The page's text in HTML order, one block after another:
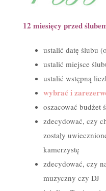
12 miesięcy przed
ustalić datę ślubu
ustalić miejsce
ustalić wstępną
wybrać i
oszacować budżet
zdecydować, czy
zostały
kamerzystę
zdecydować, czy
muzyczny czy DJ